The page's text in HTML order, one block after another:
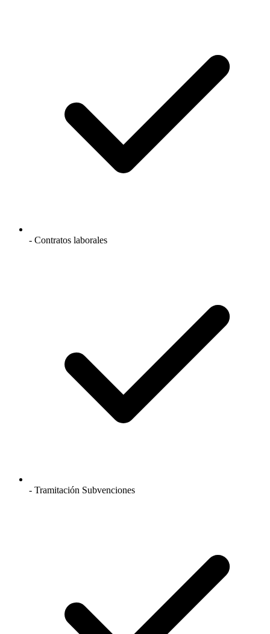
- Contratos laborales
- Tramitación Subvenciones